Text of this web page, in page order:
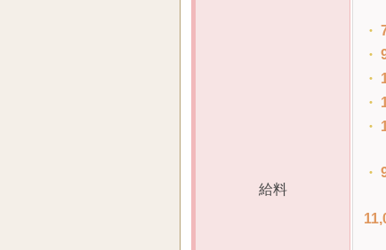
給料
・
・
・
・
・
・